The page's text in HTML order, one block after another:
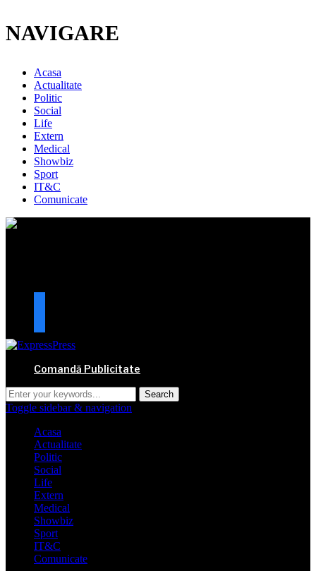
NAVIGARE
Acasa
Actualitate
Politic
Social
Life
Extern
Medical
Showbiz
Sport
IT&C
Comunicate
Comandă Publicitate
Toggle sidebar & navigation
Acasa
Actualitate
Politic
Social
Life
Extern
Medical
Showbiz
Sport
IT&C
Comunicate